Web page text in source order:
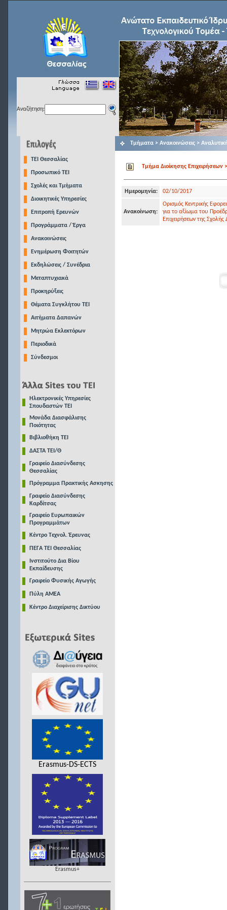
Αναζήτηση:
TEI Θεσσαλίας
Προσωπικό ΤΕΙ
Σχολές και Τμήματα
Διοικητικές Υπηρεσίες
Επιτροπή Ερευνών
Προγράμματα / Έργα
Ανακοινώσεις
Ενημέρωση Φοιτητών
Εκδηλώσεις / Συνέδρια
Μεταπτυχιακά
Προκηρύξεις
Θέματα Συγκλήτου ΤΕΙ
Αιτήματα Δαπανών
Μητρώα Εκλεκτόρων
Περιοδικά
Σύνδεσμοι
Ηλεκτρονικές Υπηρεσίες
Σπουδαστών ΤΕΙ
Μονάδα Διασφάλισης
Ποιότητας
Βιβλιοθήκη ΤΕΙ
ΔΑΣΤΑ ΤΕΙ/Θ
Γραφείο Διασύνδεσης
Θεσσαλίας
Πρόγραμμα Πρακτικής Ασκησης
Γραφείο Διασύνδεσης
Καρδίτσας
Γραφείο Ευρωπαικών
Προγραμμάτων
Κέντρο Τεχνολ. Έρευνας
ΠΕΓΑ ΤΕΙ Θεσσαλίας
Ινστιτούτο Δια Βίου
Εκπαίδευσης
Γραφείο Φυσικής Αγωγής
Πύλη ΑΜΕΑ
Κέντρο Διαχείρισης Δικτύου
Erasmus-DS-ECTS
Erasmus+
Τμήματα > Ανακοινώσεις >
Τμήμα Διοίκησης Επιχειρήσεων
Ημερομηνία: 02/10/2017
Ανακοίνωση:
Ορισμός Κεντρικής
για το αξίωμα του
Επιχειρήσεων της Σχολής